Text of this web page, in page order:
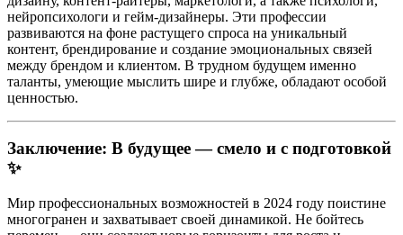
нейропсихологи и гейм-дизайнеры. Эти профессии
развиваются на фоне растущего спроса на уникальный
контент, брендирование и создание эмоциональных связей
между брендом и клиентом. В трудном будущем именно
таланты, умеющие мыслить шире и глубже, обладают особой
ценностью.
Заключение: В будущее — смело и с подготовкой
✨
Мир профессиональных возможностей в 2024 году поистине
многогранен и захватывает своей динамикой. Не бойтесь